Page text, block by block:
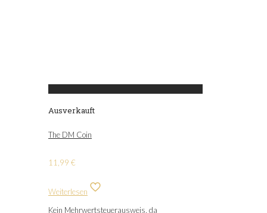
Ausverkauft
The DM Coin
11,99 €
Weiterlesen
Kein Mehrwertsteuerausweis, da